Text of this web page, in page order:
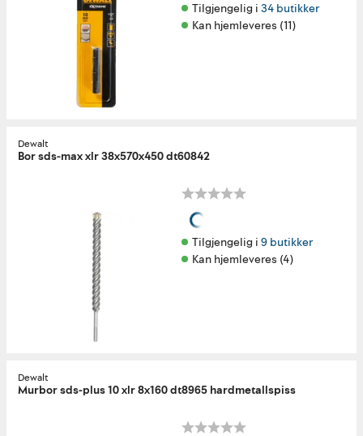
Tilgjengelig i 34 butikker
Kan hjemleveres (11)
Dewalt
Bor sds-max xlr 38x570x450 dt60842
Tilgjengelig i 9 butikker
Kan hjemleveres (4)
Dewalt
Murbor sds-plus 10 xlr 8x160 dt8965 hardmetallspiss